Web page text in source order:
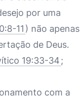
por uma
11 ) não apenas
de Deus.
19:33-34;
com a